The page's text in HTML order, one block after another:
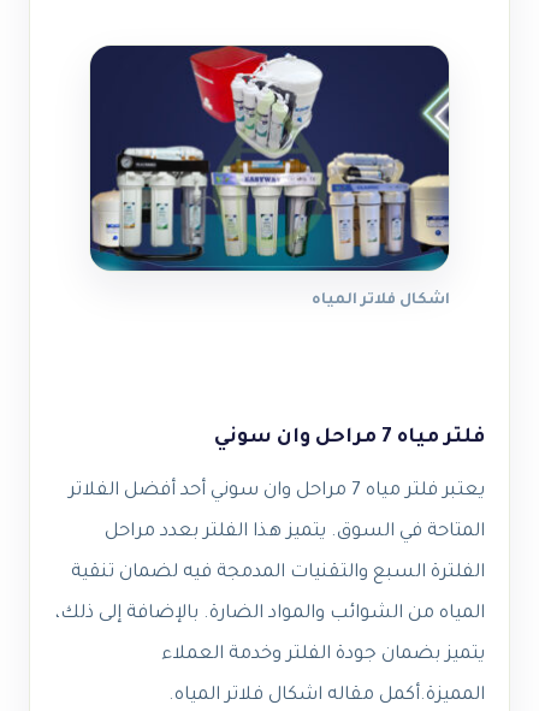
اشكال فلاتر المياه
فلتر مياه 7 مراحل وان سوني
يعتبر فلتر مياه 7 مراحل وان سوني أحد أفضل الفلاتر
المتاحة في السوق. يتميز هذا الفلتر بعدد مراحل
الفلترة السبع والتقنيات المدمجة فيه لضمان تنقية
المياه من الشوائب والمواد الضارة. بالإضافة إلى ذلك،
يتميز بضمان جودة الفلتر وخدمة العملاء
المميزة.أكمل مقاله اشكال فلاتر المياه.